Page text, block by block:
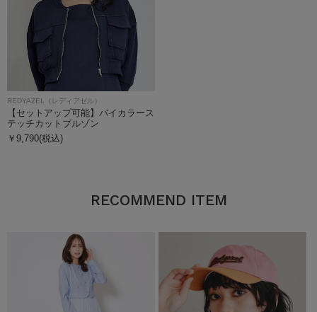
REDYAZEL（レディアゼル）
【セットアップ可能】バイカラース
テッチカットブルゾン
￥9,790(税込)
RECOMMEND ITEM